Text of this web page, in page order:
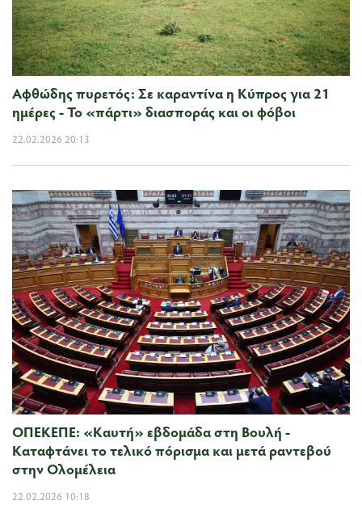
Αφθώδης πυρετός: Σε καραντίνα η Κύπρος για 21
ημέρες - Το «πάρτι» διασποράς και οι φόβοι
22.02.2026 20:13
ΟΠΕΚΕΠΕ: «Καυτή» εβδομάδα στη Βουλή -
Καταφτάνει το τελικό πόρισμα και μετά ραντεβού
στην Ολομέλεια
22.02.2026 10:18